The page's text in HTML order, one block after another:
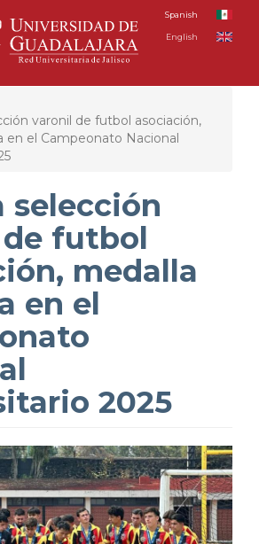
Spanish
English
varonil de futbol asociación,
en el Campeonato Nacional
selección
futbol
medalla
en el
2025